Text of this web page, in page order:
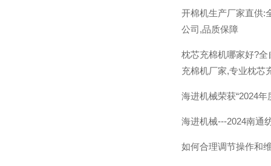
开棉机生产厂家直供:
公司,品质保障
枕芯充棉机哪家好?
充棉机厂家,专业枕芯
海进机械荣获“2024
海进机械---2024南通
如何合理调节操作和